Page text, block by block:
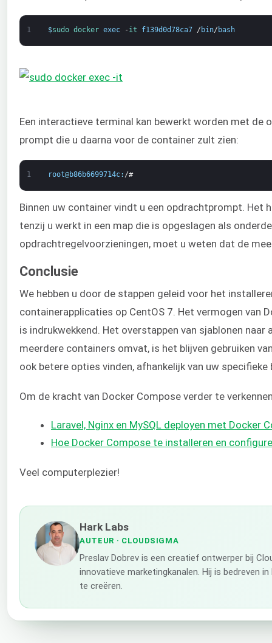
1 $sudo docker exec -it f139d0d78ca7 / bin/ bash
Een interactieve terminal kan bewerkt worden met de
prompt die u daarna voor de container zult zien:
1 root@b86b6699714c: /#
Binnen uw container vindt u een opdrachtprompt. Het
tenzij u werkt in een map die is opgeslagen als
opdrachtregelvoorzieningen, moet u weten dat de
Conclusie
We hebben u door de stappen geleid voor het
containerapplicaties op CentOS 7. Het vermogen
is indrukwekkend. Het overstappen van sjablonen
meerdere containers omvat, is het blijven gebruiken
ook betere opties vinden, afhankelijk van uw
Om de kracht van Docker Compose verder te
Laravel, Nginx en MySQL deployen met Docker
Hoe Docker Compose te installeren en
Veel computerplezier!
Hark Labs
AUTEUR · CLOUDSIGMA
Preslav Dobrev is een creatief ontwerper bij
innovatieve marketingkanalen. Hij is bedreven
te creëren.